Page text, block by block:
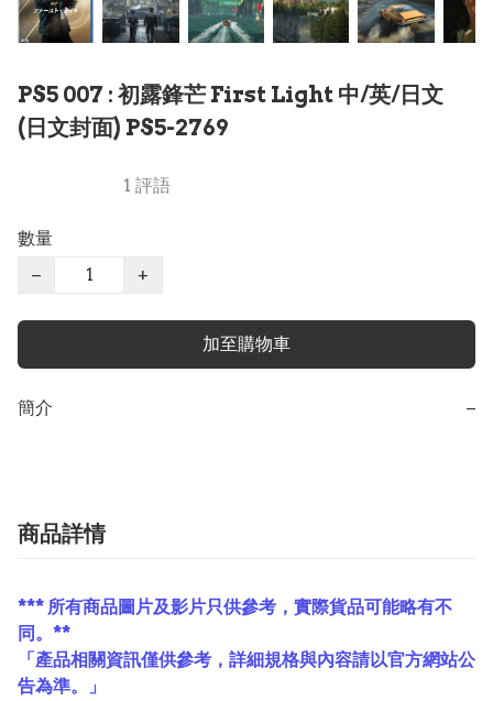
PS5 007 : 初露鋒芒 First Light 中/英/日文
(日文封面) PS5-2769
1 評語
數量
−
+
加至購物車
簡介 −
商品詳情
*** 所有商品圖片及影片只供參考，實際貨品可能略有不
同。**
「產品相關資訊僅供參考，詳細規格與內容請以官方網站公
告為準。」